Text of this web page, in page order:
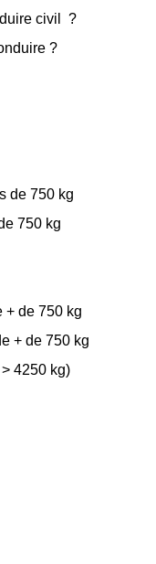
civil ?
?
de 750 kg
750 kg
+ de 750 kg
+ de 750 kg
4250 kg)